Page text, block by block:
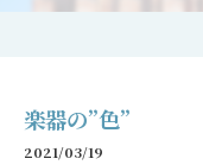
楽器の”色”
2021/03/19